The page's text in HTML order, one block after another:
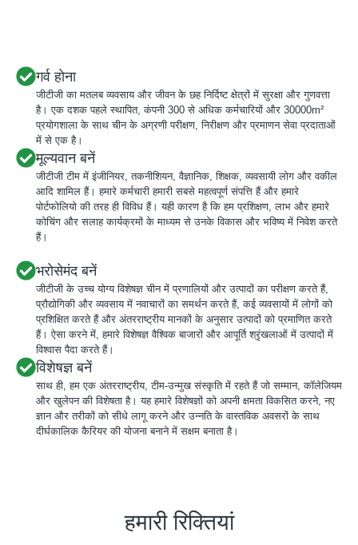
गर्व होना
जीटीजी का मतलब व्यवसाय और जीवन के छह निर्दिष्ट क्षेत्रों में सुरक्षा और गुणवत्ता
है। एक दशक पहले स्थापित, कंपनी 300 से अधिक कर्मचारियों और 30000m²
प्रयोगशाला के साथ चीन के अग्रणी परीक्षण, निरीक्षण और प्रमाणन सेवा प्रदाताओं
में से एक है।
मूल्यवान बनें
जीटीजी टीम में इंजीनियर, तकनीशियन, वैज्ञानिक, शिक्षक, व्यवसायी लोग और वकील
आदि शामिल हैं। हमारे कर्मचारी हमारी सबसे महत्वपूर्ण संपत्ति हैं और हमारे
पोर्टफोलियो की तरह ही विविध हैं। यही कारण है कि हम प्रशिक्षण, लाभ और हमारे
कोचिंग और सलाह कार्यक्रमों के माध्यम से उनके विकास और भविष्य में निवेश करते
हैं।
भरोसेमंद बनें
जीटीजी के उच्च योग्य विशेषज्ञ चीन में प्रणालियों और उत्पादों का परीक्षण करते हैं,
प्रौद्योगिकी और व्यवसाय में नवाचारों का समर्थन करते हैं, कई व्यवसायों में लोगों को
प्रशिक्षित करते हैं और अंतरराष्ट्रीय मानकों के अनुसार उत्पादों को प्रमाणित करते
हैं। ऐसा करने में, हमारे विशेषज्ञ वैश्विक बाजारों और आपूर्ति श्रृंखलाओं में उत्पादों में
विश्वास पैदा करते हैं।
विशेषज्ञ बनें
साथ ही, हम एक अंतरराष्ट्रीय, टीम-उन्मुख संस्कृति में रहते हैं जो सम्मान, कॉलेजियम
और खुलेपन की विशेषता है। यह हमारे विशेषज्ञों को अपनी क्षमता विकसित करने, नए
ज्ञान और तरीकों को सीधे लागू करने और उन्नति के वास्तविक अवसरों के साथ
दीर्घकालिक कैरियर की योजना बनाने में सक्षम बनाता है।
हमारी रिक्तियां